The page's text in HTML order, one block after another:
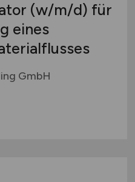
(w/m/d) für
eines
GmbH